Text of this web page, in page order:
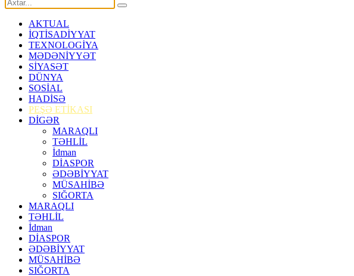
AKTUAL
İQTİSADİYYAT
TEXNOLOGİYA
MƏDƏNİYYƏT
SİYASƏT
DÜNYA
SOSİAL
HADİSƏ
PEŞƏ ETİKASI
DİGƏR
MARAQLI
TƏHLİL
İdman
DİASPOR
ƏDƏBİYYAT
MÜSAHİBƏ
SIĞORTA
MARAQLI
TƏHLİL
İdman
DİASPOR
ƏDƏBİYYAT
MÜSAHİBƏ
SIĞORTA